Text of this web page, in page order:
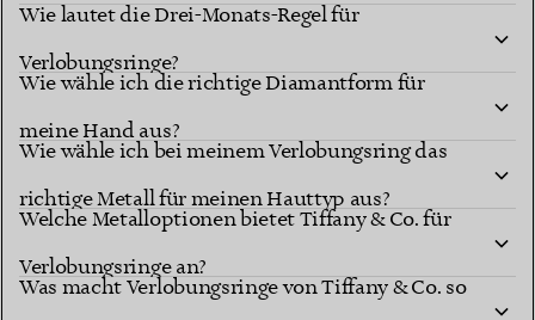
berühmten Fassungen
Diamantformen
Wie lautet die Drei-Monats-Regel für
Verlobungsringe?
Wie wähle ich die richtige Diamantform für
meine Hand aus?
Wie wähle ich bei meinem Verlobungsring das
richtige Metall für meinen Hauttyp aus?
Welche Metalloptionen bietet Tiffany & Co. für
Verlobungsringe an?
Was macht Verlobungsringe von Tiffany & Co. so